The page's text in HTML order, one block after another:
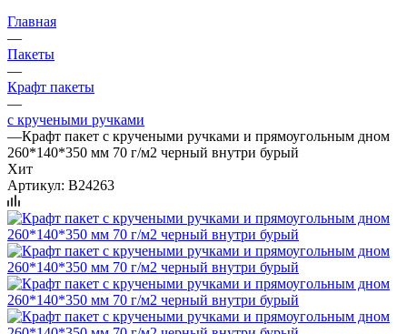
Главная
—
Пакеты
—
Крафт пакеты
—
с кручеными ручками
—Крафт пакет с кручеными ручками и прямоугольным дном
260*140*350 мм 70 г/м2 черный внутри бурый
Хит
Артикул: B24263